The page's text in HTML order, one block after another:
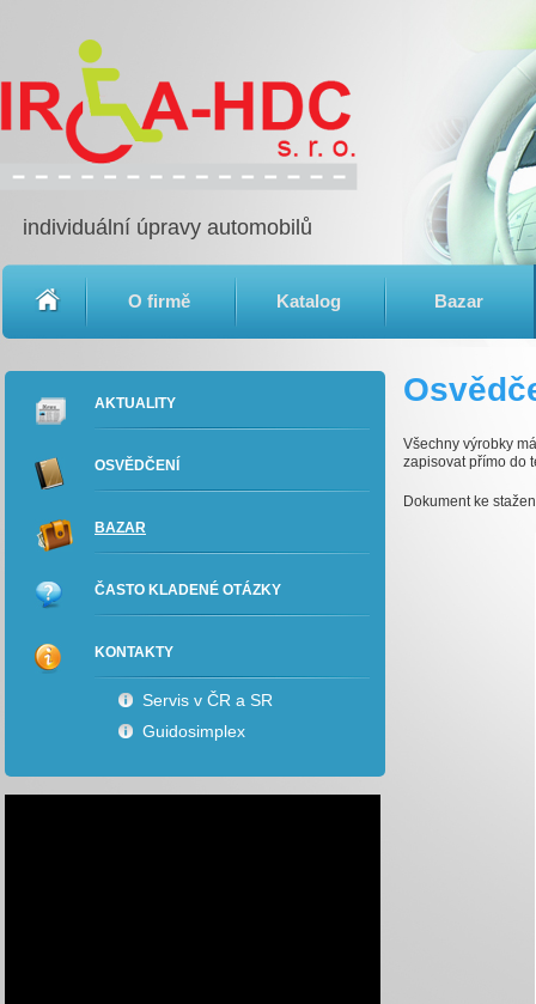
O firmě Katalog Bazar
individuální úpravy automobilů
AKTUALITY
OSVĚDČENÍ
BAZAR
ČASTO KLADENÉ OTÁZKY
KONTAKTY
Servis v ČR a SR
Guidosimplex
Všechny výrobky
zapisovat přímo do
Dokument ke